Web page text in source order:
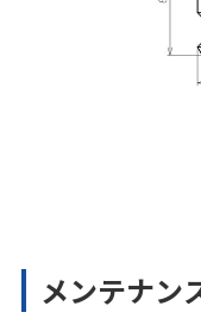
メンテナン